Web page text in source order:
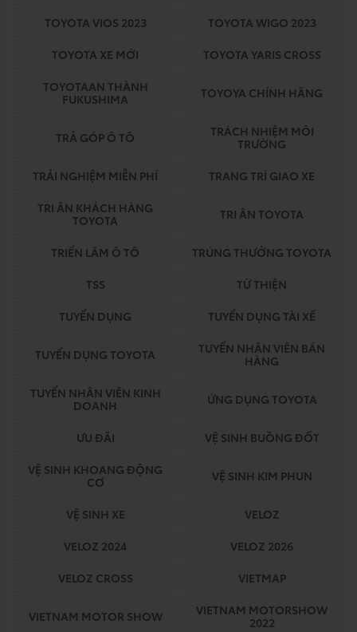
TOYOTA VIOS 2023
TOYOTA WIGO 2023
TOYOTA XE MỚI
TOYOTA YARIS CROSS
TOYOTAAN THÀNH
FUKUSHIMA
TOYOYA CHÍNH HÃNG
TRẢ GÓP Ô TÔ
TRÁCH NHIỆM MÔI
TRƯỜNG
TRẢI NGHIỆM MIỄN PHÍ
TRANG TRÍ GIAO XE
TRI ÂN KHÁCH HÀNG
TOYOTA
TRI ÂN TOYOTA
TRIỂN LÃM Ô TÔ
TRÚNG THƯỞNG TOYOTA
TSS
TỪ THIỆN
TUYỂN DỤNG
TUYỂN DỤNG TÀI XẾ
TUYỂN DỤNG TOYOTA
TUYỂN NHÂN VIÊN BÁN
HÀNG
TUYỂN NHÂN VIÊN KINH
DOANH
ỨNG DỤNG TOYOTA
ƯU ĐÃI
VỆ SINH BUỒNG ĐỐT
VỆ SINH KHOANG ĐỘNG
CƠ
VỆ SINH KIM PHUN
VỆ SINH XE
VELOZ
VELOZ 2024
VELOZ 2026
VELOZ CROSS
VIETMAP
VIETNAM MOTOR SHOW
VIETNAM MOTORSHOW
2022